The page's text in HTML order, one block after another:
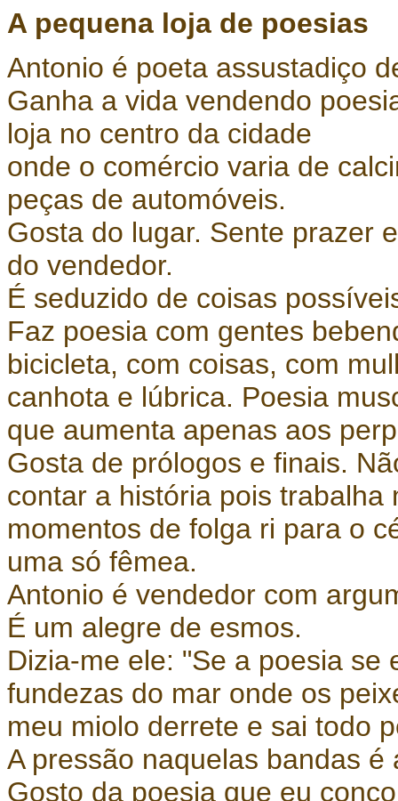
A pequena loja de poesias
Antonio é poeta assustadiço
Ganha a vida vendendo
loja no centro da cidade
onde o comércio varia de
peças de automóveis.
Gosta do lugar. Sente prazer
do vendedor.
É seduzido de coisas
Faz poesia com gentes
bicicleta, com coisas, com
canhota e lúbrica. Poesia
que aumenta apenas aos
Gosta de prólogos e finais.
contar a história pois trabalha
momentos de folga ri para o
uma só fêmea.
Antonio é vendedor com
É um alegre de esmos.
Dizia-me ele: "Se a poesia se
fundezas do mar onde os
meu miolo derrete e sai todo
A pressão naquelas bandas é
Gosto da poesia que eu